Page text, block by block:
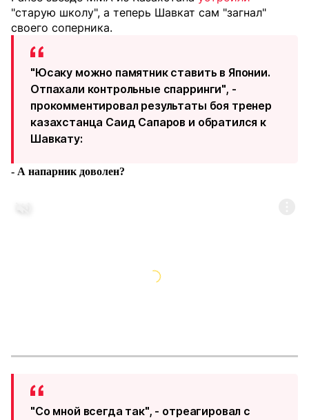
"старую школу", а теперь Шавкат сам "загнал"
своего соперника.
"Юсаку можно памятник ставить в Японии.
Отпахали контрольные спарринги", -
прокомментировал результаты боя тренер
казахстанца Саид Сапаров и обратился к
Шавкату:
- А напарник доволен?
"Со мной всегда так", - отреагировал с